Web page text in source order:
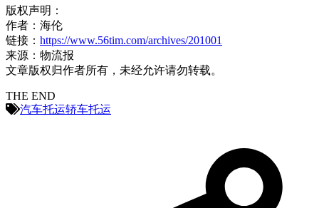
版权声明：
作者：海伦
链接： https://www.56tim.com/archives/201001
来源：物流报
文章版权归作者所有，未经允许请勿转载。
THE END
汽车托运轿车托运